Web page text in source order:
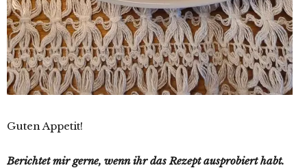
Guten Appetit!
Berichtet mir gerne, wenn ihr das Rezept ausprobiert habt.